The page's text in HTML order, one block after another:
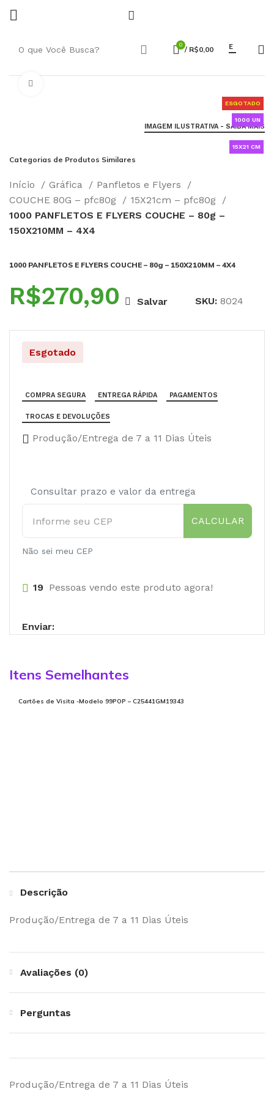
0 / R$0,00 E
ESGOTADO
1000 UN
15X21 CM
IMAGEM ILUSTRATIVA - SAIBA MAIS
Categorias de Produtos Similares
Início Gráfica
Panfletos e Flyers
COUCHE 80G – pfc80g
15X21cm – pfc80g
1000 PANFLETOS E FLYERS COUCHE – 80g –
150X210MM – 4X4
1000 PANFLETOS E FLYERS COUCHE – 80g – 150X210MM – 4X4
R$ Salvar SKU:8024
Esgotado
COMPRA SEGURA ENTREGA RÁPIDA PAGAMENTOS
TROCAS E DEVOLUÇÕES
Produção/Entrega de 7 a 11 Dias Úteis
Consultar prazo e valor da entrega
CALCULAR
Não sei meu CEP
19 Pessoas vendo este produto agora!
Enviar:
Itens Semelhantes
Cartões de Visita -Modelo 99POP – C25441GM19343
Descrição
Produção/Entrega de 7 a 11 Dias Úteis
Avaliações (0)
Perguntas
Produção/Entrega de 7 a 11 Dias Úteis